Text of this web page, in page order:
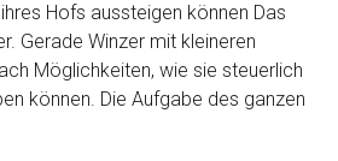
Hofs aussteigen können Das
Gerade Winzer mit kleineren
Möglichkeiten, wie sie steuerlich
können. Die Aufgabe des ganzen